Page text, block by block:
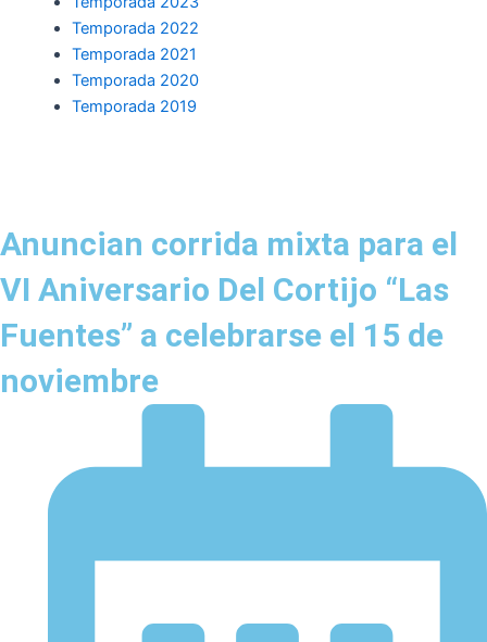
Temporada 2022
Temporada 2021
Temporada 2020
Temporada 2019
Anuncian corrida mixta para el
VI Aniversario Del Cortijo “Las
Fuentes” a celebrarse el 15 de
noviembre